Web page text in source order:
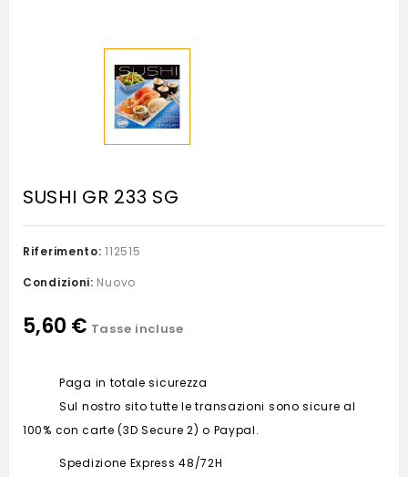
SUSHI GR 233 SG
Riferimento: 112515
Condizioni: Nuovo
5,60 € Tasse incluse
Paga in totale sicurezza
Sul nostro sito tutte le transazioni sono sicure al
100% con carte (3D Secure 2) o Paypal.
Spedizione Express 48/72H